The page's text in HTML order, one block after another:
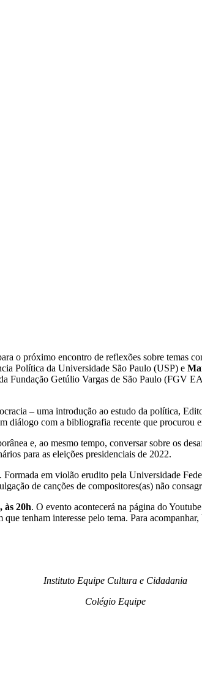
o próximo encontro de reflexões sobre temas
Política da Universidade São Paulo (USP) e
Fundação Getúlio Vargas de São Paulo (FGV
– uma introdução ao estudo da política,
com a bibliografia recente que procurou
e, ao mesmo tempo, conversar sobre os
para as eleições presidenciais de 2022.
. Formada em violão erudito pela Universidade
de canções de compositores(as) não
às 20h. O evento acontecerá na página do
tenham interesse pelo tema. Para
Instituto Equipe Cultura e Cidadania
Colégio Equipe